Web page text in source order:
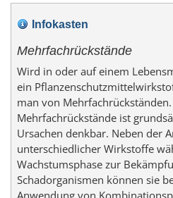
Infokasten
Mehrfachrückstände
Wird in oder auf einem
ein
man von
Mehrfachrückstände ist
Ursachen denkbar. Neben der
unterschiedlicher Wirkstoffe
Wachstumsphase zur
Schadorganismen können sie